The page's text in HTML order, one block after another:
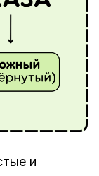
и